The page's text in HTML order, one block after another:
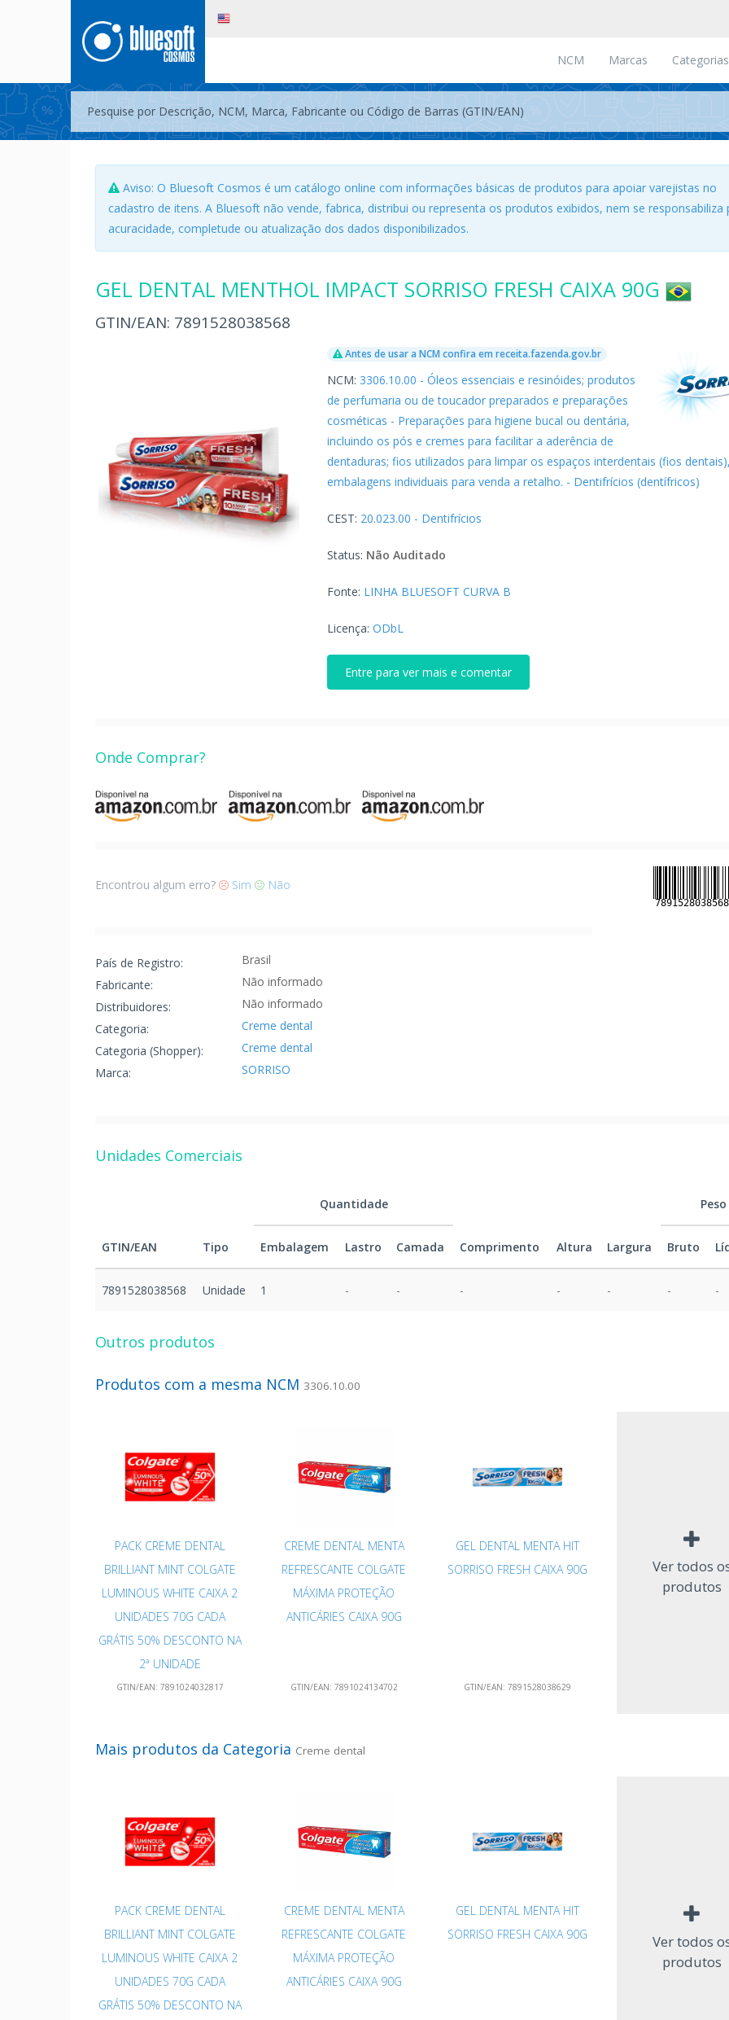
NCM Marcas Categorias
Aviso: O Bluesoft Cosmos é um catálogo online com informações básicas de produtos para apoiar varejistas no
cadastro de itens. A Bluesoft não vende, fabrica, distribui ou representa os produtos exibidos, nem se responsabiliza
acuracidade, completude ou atualização dos dados disponibilizados.
GEL DENTAL MENTHOL IMPACT SORRISO FRESH CAIXA 90G
GTIN/EAN: 7891528038568
Antes de usar a NCM confira em receita.fazenda.gov.br
NCM: 3306.10.00 - Óleos essenciais e resinóides; produtos
de perfumaria ou de toucador preparados e preparações
cosméticas - Preparações para higiene bucal ou dentária,
incluindo os pós e cremes para facilitar a aderência de
dentaduras; fios utilizados para limpar os espaços interdentais (fios
embalagens individuais para venda a retalho. - Dentifrícios (dentífricos)
CEST: 20.023.00 - Dentifrícios
Status: Não Auditado
Fonte: LINHA BLUESOFT CURVA B
Licença: ODbL
Entre para ver mais e comentar
Onde Comprar?
Encontrou algum erro? Sim Não
País de Registro:
Brasil
Fabricante:
Não informado
Distribuidores:
Não informado
Categoria:
Creme dental
Categoria (Shopper):
Creme dental
Marca:
SORRISO
Unidades Comerciais
GTIN/EAN Tipo
Quantidade
Comprimento Altura Largura
Peso
Embalagem Lastro Camada Bruto
7891528038568 Unidade 1 - - - - - - -
Outros produtos
Produtos com a mesma NCM 3306.10.00
PACK CREME DENTAL
BRILLIANT MINT COLGATE
LUMINOUS WHITE CAIXA 2
UNIDADES 70G CADA
GRÁTIS 50% DESCONTO NA
2ª UNIDADE
GTIN/EAN: 7891024032817
CREME DENTAL MENTA
REFRESCANTE COLGATE
MÁXIMA PROTEÇÃO
ANTICÁRIES CAIXA 90G
GTIN/EAN: 7891024134702
GEL DENTAL MENTA HIT
SORRISO FRESH CAIXA 90G
GTIN/EAN: 7891528038629
Ver todos
produtos
Mais produtos da Categoria Creme dental
PACK CREME DENTAL
BRILLIANT MINT COLGATE
LUMINOUS WHITE CAIXA 2
UNIDADES 70G CADA
GRÁTIS 50% DESCONTO NA
CREME DENTAL MENTA
REFRESCANTE COLGATE
MÁXIMA PROTEÇÃO
ANTICÁRIES CAIXA 90G
GEL DENTAL MENTA HIT
SORRISO FRESH CAIXA 90G
Ver todos
produtos